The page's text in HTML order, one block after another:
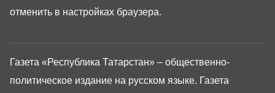
Газета «Республика Татарстан» – общественно-
политическое издание на русском языке. Газета
отменить в настройках браузера.